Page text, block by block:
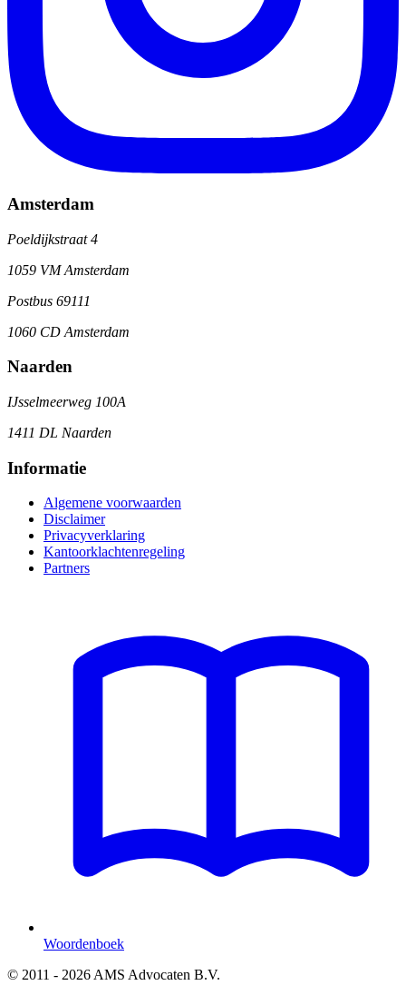
Amsterdam
Poeldijkstraat 4
1059 VM Amsterdam
Postbus 69111
1060 CD Amsterdam
Naarden
IJsselmeerweg 100A
1411 DL Naarden
Informatie
Algemene voorwaarden
Disclaimer
Privacyverklaring
Kantoorklachtenregeling
Partners
Woordenboek
© 2011 - 2026 AMS Advocaten B.V.